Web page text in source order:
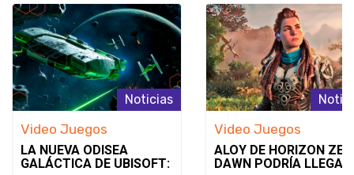
Noticias
Video Juegos
LA NUEVA ODISEA
GALÁCTICA DE UBISOFT:
Video Juegos
ALOY DE HORIZON
DAWN PODRÍA LLEGAR